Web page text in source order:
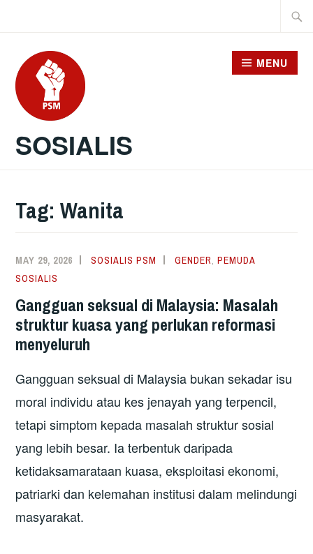
content
SOSIALIS
MENU
Tag:Wanita
MAY 29, 2026 SOSIALIS PSM GENDER,PEMUDA
SOSIALIS
Gangguan seksual di Malaysia: Masalah
struktur kuasa yang perlukan reformasi
menyeluruh
Gangguan seksual di Malaysia bukan sekadar isu
moral individu atau kes jenayah yang terpencil,
tetapi simptom kepada masalah struktur sosial
yang lebih besar. Ia terbentuk daripada
ketidaksamarataan kuasa, eksploitasi ekonomi,
patriarki dan kelemahan institusi dalam melindungi
masyarakat.